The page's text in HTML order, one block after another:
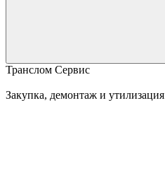
Транслом Сервис
Закупка, демонтаж и утилизация